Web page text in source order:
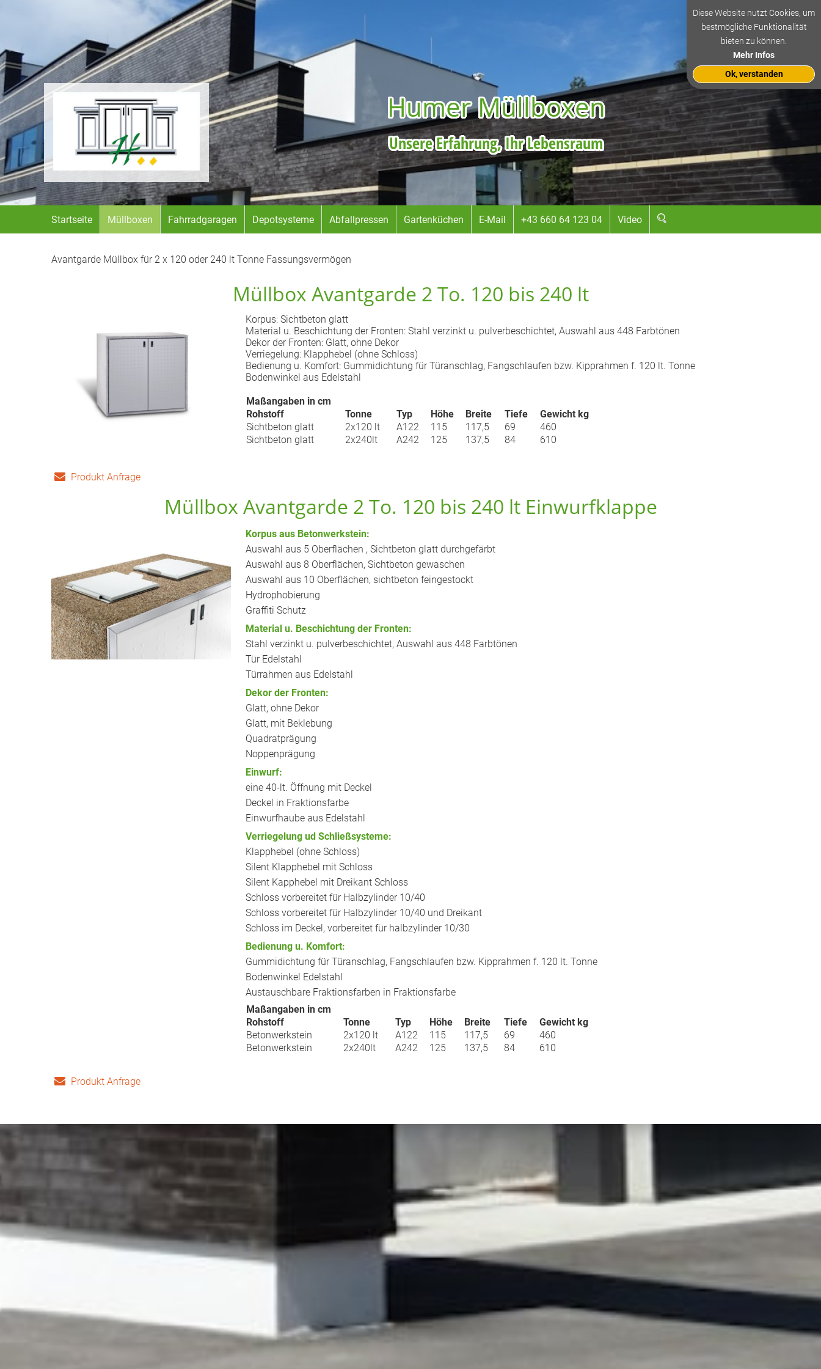
Humer Müllboxen
Unsere Erfahrung, Ihr Lebensraum
Startseite Müllboxen Fahrradgaragen Depotsysteme Abfallpressen Gartenküchen E-Mail +43 660 64 123 04 Video
Avantgarde Müllbox für 2 x 120 oder 240 lt Tonne Fassungsvermögen
Müllbox Avantgarde 2 To. 120 bis 240 lt
Korpus: Sichtbeton glatt
Material u. Beschichtung der Fronten: Stahl verzinkt u. pulverbeschichtet, Auswahl aus 448 Farbtönen
Dekor der Fronten: Glatt, ohne Dekor
Verriegelung: Klapphebel (ohne Schloss)
Bedienung u. Komfort: Gummidichtung für Türanschlag, Fangschlaufen bzw. Kipprahmen f. 120 lt. Tonne
Bodenwinkel aus Edelstahl
Maßangaben in cm
Rohstoff
Tonne Typ Höhe Breite Tiefe
Gewicht kg
Sichtbeton glatt
2x120 lt A122 115 117,5 69
460
Sichtbeton glatt
2x240lt A242 125 137,5 84 610
Produkt Anfrage
Müllbox Avantgarde 2 To. 120 bis 240 lt Einwurfklappe
Korpus aus Betonwerkstein:
Auswahl aus 5 Oberflächen , Sichtbeton glatt durchgefärbt
Auswahl aus 8 Oberflächen, Sichtbeton gewaschen
Auswahl aus 10 Oberflächen, sichtbeton feingestockt
Hydrophobierung
Graffiti Schutz
Material u. Beschichtung der Fronten:
Stahl verzinkt u. pulverbeschichtet, Auswahl aus 448 Farbtönen
Tür Edelstahl
Türrahmen aus Edelstahl
Dekor der Fronten:
Glatt, ohne Dekor
Glatt, mit Beklebung
Quadratprägung
Noppenprägung
Einwurf:
eine 40-lt. Öffnung mit Deckel
Deckel in Fraktionsfarbe
Einwurfhaube aus Edelstahl
Verriegelung ud Schließsysteme:
Klapphebel (ohne Schloss)
Silent Klapphebel mit Schloss
Silent Kapphebel mit Dreikant Schloss
Schloss vorbereitet für Halbzylinder 10/40
Schloss vorbereitet für Halbzylinder 10/40 und Dreikant
Schloss im Deckel, vorbereitet für halbzylinder 10/30
Bedienung u. Komfort:
Gummidichtung für Türanschlag, Fangschlaufen bzw. Kipprahmen f. 120 lt. Tonne
Bodenwinkel Edelstahl
Austauschbare Fraktionsfarben in Fraktionsfarbe
Maßangaben in cm
Rohstoff
Tonne Typ Höhe Breite Tiefe
Gewicht kg
Betonwerkstein
2x120 lt A122 115 117,5 69
460
Betonwerkstein
2x240lt A242 125 137,5 84 610
Produkt Anfrage
Diese Website nutzt Cookies, um
bestmögliche Funktionalität
bieten zu können.
Mehr Infos
Ok, verstanden